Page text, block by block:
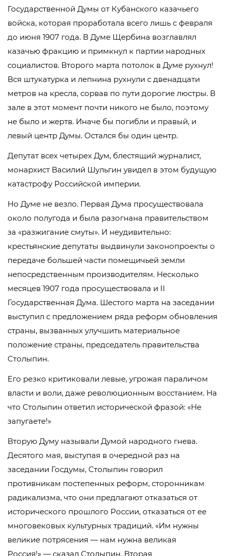
Государственной Думы от Кубанского казачьего
войска, которая проработала всего лишь с февраля
до июня 1907 года. В Думе Щербина возглавлял
казачью фракцию и примкнул к партии народных
социалистов. Второго марта потолок в Думе рухнул!
Вся штукатурка и лепнина рухнули с двенадцати
метров на кресла, сорвав по пути дорогие люстры. В
зале в этот момент почти никого не было, поэтому
не было и жертв. Иначе бы погибли и правый, и
левый центр Думы. Остался бы один центр.
Депутат всех четырех Дум, блестящий журналист,
монархист Василий Шульгин увидел в этом будущую
катастрофу Российской империи.
Но Думе не везло. Первая Дума просуществовала
около полугода и была разогнана правительством
за «разжигание смуты». И неудивительно:
крестьянские депутаты выдвинули законопроекты о
передаче большей части помещичьей земли
непосредственным производителям. Несколько
месяцев 1907 года просуществовала и II
Государственная Дума. Шестого марта на заседании
выступил с предложением ряда реформ обновления
страны, вызванных улучшить материальное
положение страны, председатель правительства
Столыпин.
Его резко критиковали левые, угрожая параличом
власти и воли, даже революционным восстанием. На
что Столыпин ответил исторической фразой: «Не
запугаете!»
Вторую Думу называли Думой народного гнева.
Десятого мая, выступая в очередной раз на
заседании Госдумы, Столыпин говорил
противникам постепенных реформ, сторонникам
радикализма, что они предлагают отказаться от
исторического прошлого России, отказаться от ее
многовековых культурных традиций. «Им нужны
великие потрясения — нам нужна великая
Россия!» — сказал Столыпин. Вторая